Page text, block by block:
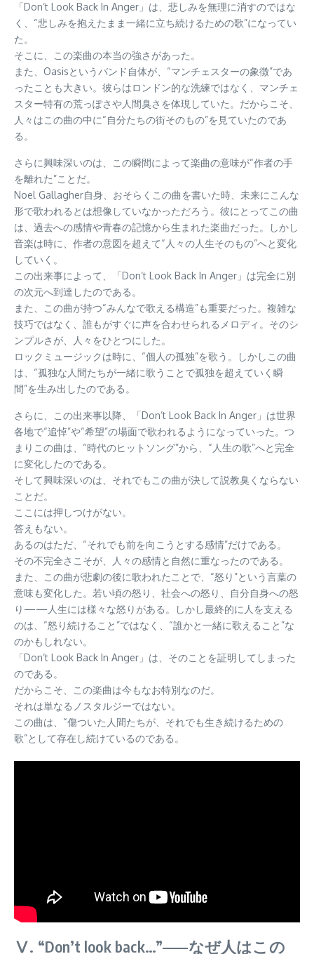
「Don’t Look Back In Anger」は、悲しみを無理に消すのではな
く、“悲しみを抱えたまま一緒に立ち続けるための歌”になってい
た。
そこに、この楽曲の本当の強さがあった。
また、Oasisというバンド自体が、“マンチェスターの象徴”であ
ったことも大きい。彼らはロンドン的な洗練ではなく、マンチェ
スター特有の荒っぽさや人間臭さを体現していた。だからこそ、
人々はこの曲の中に“自分たちの街そのもの”を見ていたのであ
る。
さらに興味深いのは、この瞬間によって楽曲の意味が“作者の手
を離れた”ことだ。
Noel Gallagher自身、おそらくこの曲を書いた時、未来にこんな
形で歌われるとは想像していなかっただろう。彼にとってこの曲
は、過去への感情や青春の記憶から生まれた楽曲だった。しかし
音楽は時に、作者の意図を超えて“人々の人生そのもの”へと変化
していく。
この出来事によって、「Don’t Look Back In Anger」は完全に別
の次元へ到達したのである。
また、この曲が持つ“みんなで歌える構造”も重要だった。複雑な
技巧ではなく、誰もがすぐに声を合わせられるメロディ。そのシ
ンプルさが、人々をひとつにした。
ロックミュージックは時に、“個人の孤独”を歌う。しかしこの曲
は、“孤独な人間たちが一緒に歌うことで孤独を超えていく瞬
間”を生み出したのである。
さらに、この出来事以降、「Don’t Look Back In Anger」は世界
各地で“追悼”や“希望”の場面で歌われるようになっていった。つ
まりこの曲は、“時代のヒットソング”から、“人生の歌”へと完全
に変化したのである。
そして興味深いのは、それでもこの曲が決して説教臭くならない
ことだ。
ここには押しつけがない。
答えもない。
あるのはただ、“それでも前を向こうとする感情”だけである。
その不完全さこそが、人々の感情と自然に重なったのである。
また、この曲が悲劇の後に歌われたことで、“怒り”という言葉の
意味も変化した。若い頃の怒り、社会への怒り、自分自身への怒
り——人生には様々な怒りがある。しかし最終的に人を支える
のは、“怒り続けること”ではなく、“誰かと一緒に歌えること”な
のかもしれない。
「Don’t Look Back In Anger」は、そのことを証明してしまった
のである。
だからこそ、この楽曲は今もなお特別なのだ。
それは単なるノスタルジーではない。
この曲は、“傷ついた人間たちが、それでも生き続けるための
歌”として存在し続けているのである。
Ⅴ. “Don’t look back…”——なぜ人はこの